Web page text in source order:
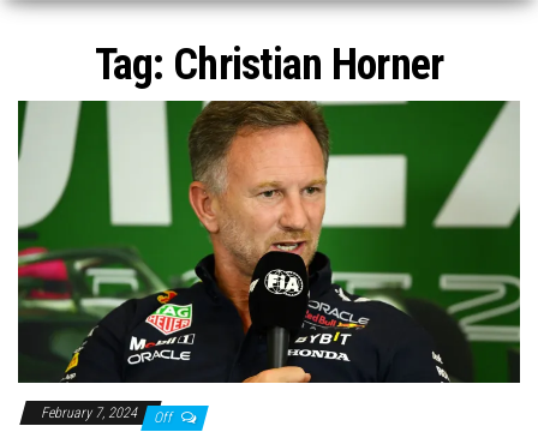
Tag: Christian Horner
February 7, 2024 Off